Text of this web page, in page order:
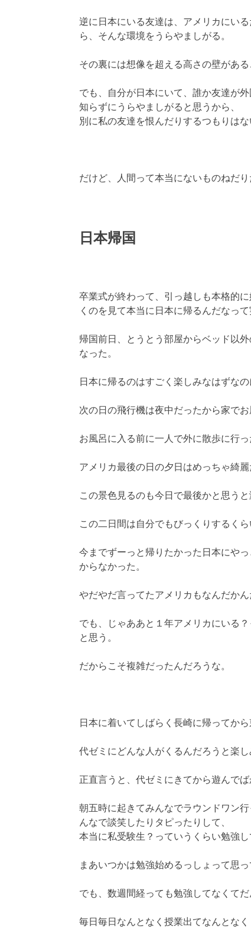
逆に日本にいる友達は、アメリカにい
ら、そんな環境をうらやましがる。
その裏には想像を超える高さの壁がある
でも、自分が日本にいて、誰か友達が
知らずにうらやましがると思うから、
別に私の友達を恨んだりするつもりはな
だけど、人間って本当にないものねだり
日本帰国
卒業式が終わって、引っ越しも本格的
くのを見て本当に日本に帰るんだなって
帰国前日、とうとう部屋からベッド以
なった。
日本に帰るのはすごく楽しみなはずな
次の日の飛行機は夜中だったから家で
お風呂に入る前に一人で外に散歩に行っ
アメリカ最後の日の夕日はめっちゃ綺麗
この景色見るのも今日で最後かと思うと
この二日間は自分でもびっくりするくら
今までずーっと帰りたかった日本にや
からなかった。
やだやだ言ってたアメリカもなんだか
でも、じゃああと１年アメリカにいる
と思う。
だからこそ複雑だったんだろうな。
日本に着いてしばらく長崎に帰ってから
代ゼミにどんな人がくるんだろうと楽し
正直言うと、代ゼミにきてから遊んでば
朝五時に起きてみんなでラウンドワン
んなで談笑したりタピったりして、
本当に私受験生？っていうくらい勉強し
まあいつかは勉強始めるっしょって思っ
でも、数週間経っても勉強してなくて
毎日毎日なんとなく授業出てなんとな